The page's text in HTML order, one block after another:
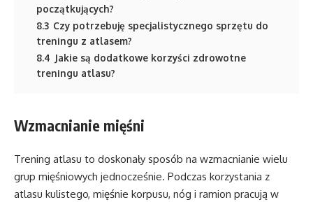
początkujących?
8.3 Czy potrzebuję specjalistycznego sprzętu do
treningu z atlasem?
8.4 Jakie są dodatkowe korzyści zdrowotne
treningu atlasu?
Wzmacnianie mięśni
Trening atlasu to doskonały sposób na wzmacnianie wielu
grup mięśniowych jednocześnie. Podczas korzystania z
atlasu kulistego, mięśnie korpusu, nóg i ramion pracują w